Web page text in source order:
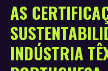
AS
INDÚSTRIA